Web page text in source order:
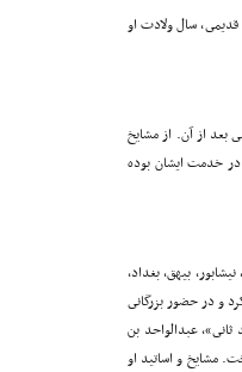
سال ولادت او
است کمى قبل از آن و یا کمى بعد از آن. از مشایخ
سال در خدمت ایشان بوده
بیهق، بغداد،
و در حضور بزرگانى
عبدالواحد بن
مشایخ و اساتید او